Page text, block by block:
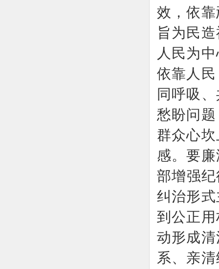
效，依
旨为民
人民为
依靠人
同呼吸
愁盼问
群众心
感。要
部增强
纠治形
到公正
动形成
系、亲